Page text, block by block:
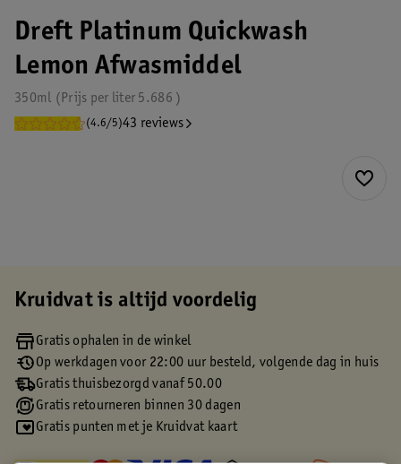
Dreft Platinum Quickwash
Lemon Afwasmiddel
350ml 5.686
Prijs per liter
(4.6/5)43 reviews
Kruidvat is altijd voordelig
Gratis ophalen in de winkel
Op werkdagen voor 22:00 uur besteld, volgende dag in huis
Gratis thuisbezorgd vanaf 50.00
Gratis retourneren binnen 30 dagen
Gratis punten met je Kruidvat kaart